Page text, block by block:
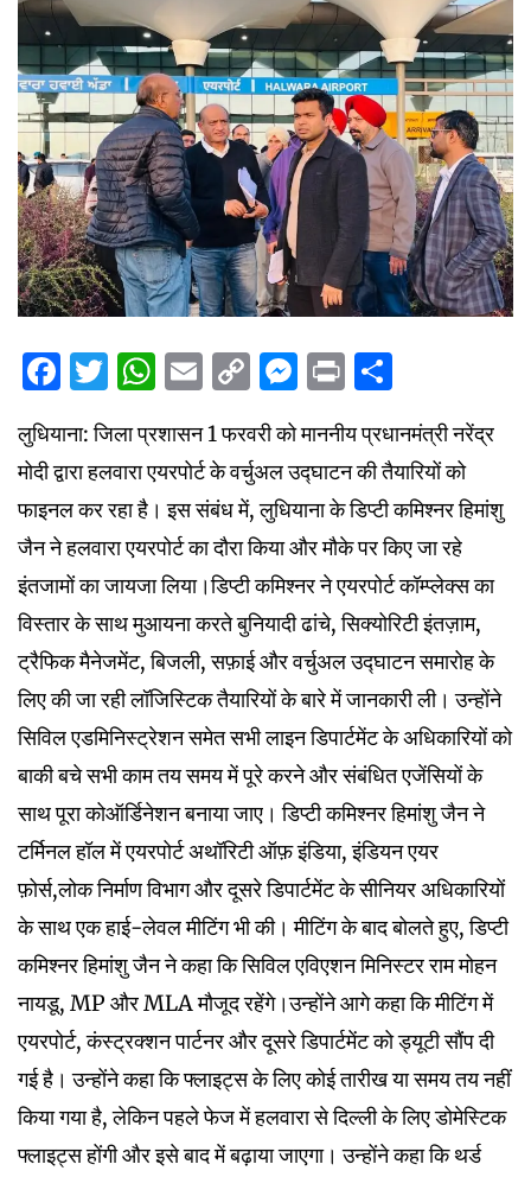
Facebook
Twitter
WhatsApp
Email
CopyMessenger
Print
लुधियाना: जिला प्रशासन 1 फरवरी को माननीय प्रधानमंत्री नरेंद्र
मोदी द्वारा हलवारा एयरपोर्ट के वर्चुअल उद्घाटन की तैयारियों को
फाइनल कर रहा है। इस संबंध में, लुधियाना के डिप्टी कमिश्नर हिमांशु
जैन ने हलवारा एयरपोर्ट का दौरा किया और मौके पर किए जा रहे
इंतजामों का जायजा लिया।डिप्टी कमिश्नर ने एयरपोर्ट कॉम्प्लेक्स का
विस्तार के साथ मुआयना करते बुनियादी ढांचे, सिक्योरिटी इंतज़ाम,
ट्रैफिक मैनेजमेंट, बिजली, सफ़ाई और वर्चुअल उद्घाटन समारोह के
लिए की जा रही लॉजिस्टिक तैयारियों के बारे में जानकारी ली। उन्होंने
सिविल एडमिनिस्ट्रेशन समेत सभी लाइन डिपार्टमेंट के अधिकारियों को
बाकी बचे सभी काम तय समय में पूरे करने और संबंधित एजेंसियों के
साथ पूरा कोऑर्डिनेशन बनाया जाए। डिप्टी कमिश्नर हिमांशु जैन ने
टर्मिनल हॉल में एयरपोर्ट अथॉरिटी ऑफ़ इंडिया, इंडियन एयर
फ़ोर्स,लोक निर्माण विभाग और दूसरे डिपार्टमेंट के सीनियर अधिकारियों
के साथ एक हाई-लेवल मीटिंग भी की। मीटिंग के बाद बोलते हुए, डिप्टी
कमिश्नर हिमांशु जैन ने कहा कि सिविल एविएशन मिनिस्टर राम मोहन
नायडू, MP और MLA मौजूद रहेंगे।उन्होंने आगे कहा कि मीटिंग में
एयरपोर्ट, कंस्ट्रक्शन पार्टनर और दूसरे डिपार्टमेंट को ड्यूटी सौंप दी
गई है। उन्होंने कहा कि फ्लाइट्स के लिए कोई तारीख या समय तय नहीं
किया गया है, लेकिन पहले फेज में हलवारा से दिल्ली के लिए डोमेस्टिक
फ्लाइट्स होंगी और इसे बाद में बढ़ाया जाएगा। उन्होंने कहा कि थर्ड